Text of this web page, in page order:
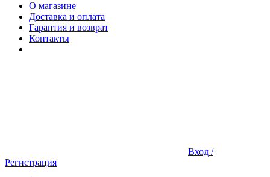
О магазине
Доставка и оплата
Гарантия и возврат
Контакты
Вход /
Регистрация